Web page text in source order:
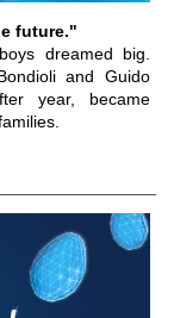
future."
dreamed big.
and Guido
year, became